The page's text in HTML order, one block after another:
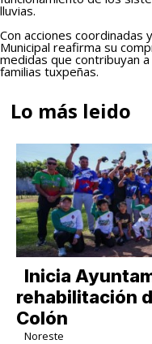
lluvias.
Con acciones coordinadas
Municipal reafirma su
medidas que contribuyan
familias tuxpeñas.
Lo más leido
Inicia
rehabilitación
Colón
Noreste